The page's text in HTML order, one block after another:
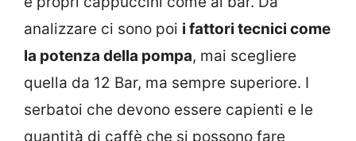
analizzare ci sono poi i fattori tecnici come
la potenza della pompa, mai scegliere
quella da 12 Bar, ma sempre superiore. I
serbatoi che devono essere capienti e le
quantità di caffè che si possono fare